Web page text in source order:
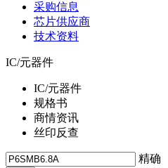
采购信息
芯片供应商
技术资料
IC/元器件
IC/元器件
规格书
商情资讯
丝印反查
精确